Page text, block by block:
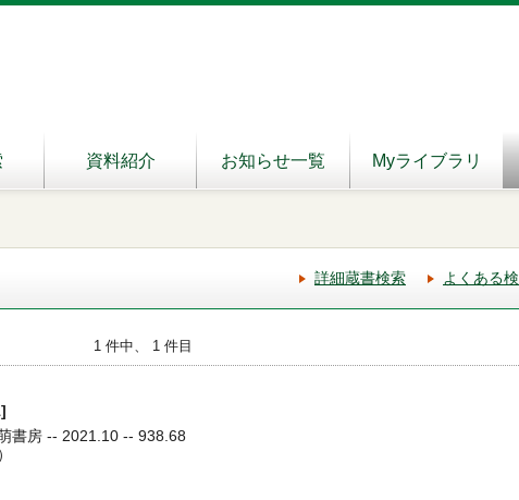
資料紹介 お知らせ一覧 Myライブラリ
詳細蔵書検索 よくある
1 件中、 1 件目
書房 -- 2021.10 -- 938.68